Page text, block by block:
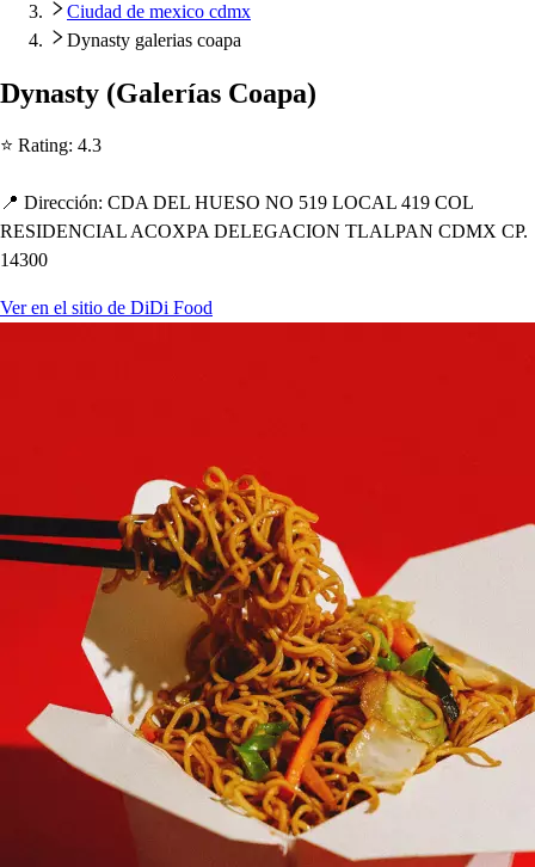
Ciudad de mexico cdmx
Dynasty galerias coapa
Dynasty (Galerías Coapa)
⭐ Rating: 4.3
📍 Dirección: CDA DEL HUESO NO 519 LOCAL 419 COL
RESIDENCIAL ACOXPA DELEGACION TLALPAN CDMX CP.
14300
Ver en el sitio de DiDi Food